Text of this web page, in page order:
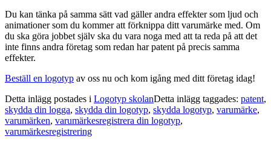
Du kan tänka på samma sätt vad gäller andra effekter som ljud och
animationer som du kommer att förknippa ditt varumärke med. Om
du ska göra jobbet själv ska du vara noga med att ta reda på att det
inte finns andra företag som redan har patent på precis samma
effekter.
Beställ en logotyp av oss nu och kom igång med ditt företag idag!
Detta inlägg postades i Logotyp skolanDetta inlägg taggades: patent,
skydda din logga, skydda din logotyp, skydda logotyp, varumärke,
varumärken, varumärkesregistrera din logotyp,
varumärkesregistrering